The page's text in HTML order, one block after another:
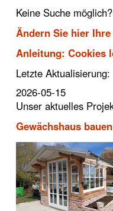
Keine Suche möglich?
Ändern Sie hier
Anleitung: Cookies
Letzte Aktualisierung:
2026-05-15
Unser aktuelles
Gewächshaus bauen